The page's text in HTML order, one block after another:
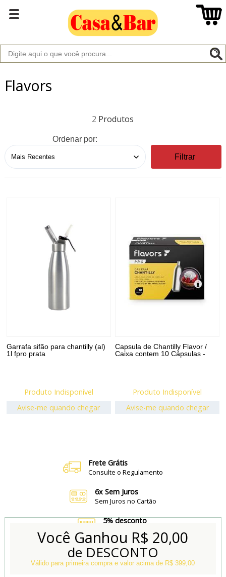
Flavors
2
Ordenar por:
Filtrar
Garrafa sifão para chantilly (al)
1l fpro prata
Produto Indisponível
Avise-me quando chegar
Capsula de Chantilly Flavor /
Caixa contem 10 Cápsulas -
Produto Indisponível
Avise-me quando chegar
Frete Grátis
Consulte o Regulamento
6x Sem Juros
Sem Juros no Cartão
5% desconto
no Boleto e Pix
Conheça também
Nossa Loja Física
Você Ganhou R$ 20,00
de DESCONTO
Válido para primeira compra e valor acima de R$ 399,00